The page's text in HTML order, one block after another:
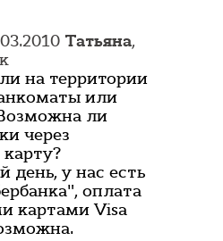
Татьяна,
на территории
или
ли
через
день, у нас есть
оплата
картами Visa